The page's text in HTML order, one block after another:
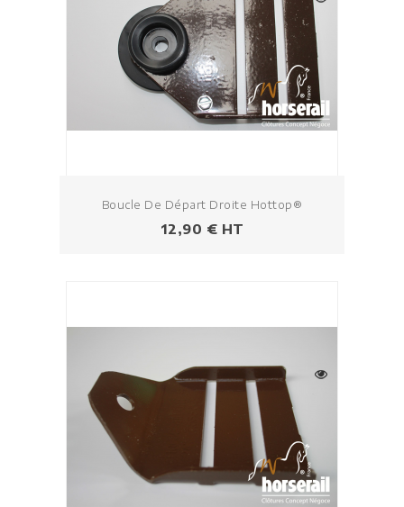
Boucle De Départ Droite Hottop®
Prix
12,90 € HT